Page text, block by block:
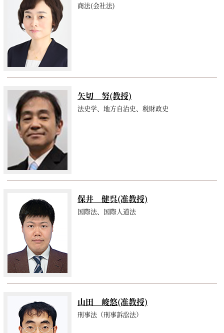
商法(会社法)
矢切 努(教授)
法史学、地方自治史、税財政史
保井 健呉(准教授)
国際法、国際人道法
山田 峻悠(准教授)
刑事法（刑事訴訟法）